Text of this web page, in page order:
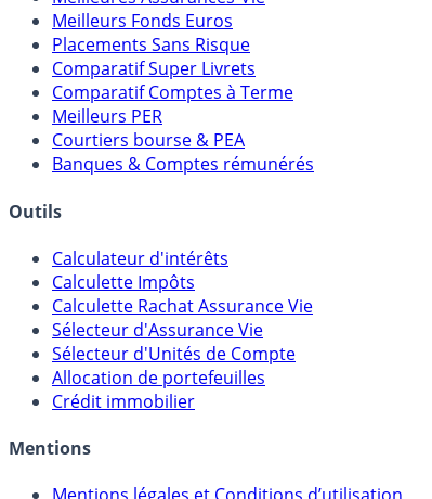
Meilleurs Fonds Euros
Placements Sans Risque
Comparatif Super Livrets
Comparatif Comptes à Terme
Meilleurs PER
Courtiers bourse & PEA
Banques & Comptes rémunérés
Outils
Calculateur d'intérêts
Calculette Impôts
Calculette Rachat Assurance Vie
Sélecteur d'Assurance Vie
Sélecteur d'Unités de Compte
Allocation de portefeuilles
Crédit immobilier
Mentions